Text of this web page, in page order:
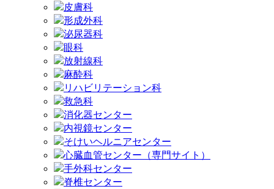
皮膚科
形成外科
泌尿器科
眼科
放射線科
麻酔科
リハビリテーション科
救急科
消化器センター
内視鏡センター
そけいヘルニアセンター
心臓血管センター（専門サイト）
手外科センター
脊椎センター